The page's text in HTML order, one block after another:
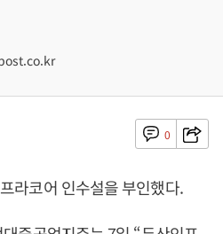
0
라코어 인수설을 부인했다.